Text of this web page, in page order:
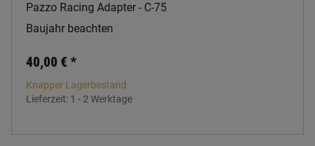
Pazzo Racing Adapter - C-75
Baujahr beachten
40,00 € *
Knapper Lagerbestand
Lieferzeit: 1 - 2 Werktage